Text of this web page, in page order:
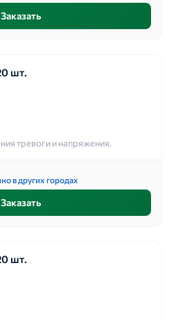
Заказать
шт.
тревоги и напряжения.
в других городах
Заказать
шт.